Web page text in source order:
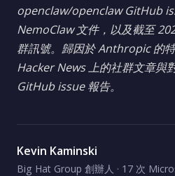
openclaw/openclaw GitHub
NemoClaw 文件，以及截至
群訊號。歸因於 Anthropic 的
Hacker News 上的社群文章與
GitHub issue 報告。
Kevin Kaminski
Big Hat Group 創辦人 · 17 次